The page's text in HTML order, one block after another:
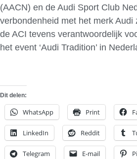
(AACN) en de Audi Sport Club
verbondenheid met het merk Audi
de ACI tevens verantwoordelijk
het event ‘Audi Tradition’ in
Dit delen:
WhatsApp Print
LinkedIn Reddit
Telegram E-mail